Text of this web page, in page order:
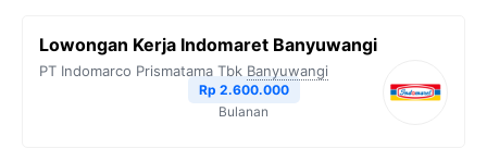
o
e
r
A
i
n
k
Lowongan Kerja Indomaret Banyuwangi
PT Indomarco Prismatama Tbk Banyuwangi
Rp 2.600.000
Bulanan